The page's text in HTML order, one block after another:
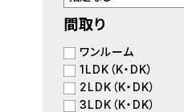
間取り
ワンルーム
1LDK（K・DK）
2LDK（K・DK）
3LDK（K・DK）